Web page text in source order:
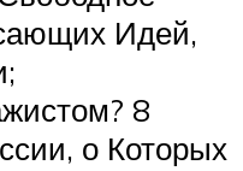
Идей,
8
о Которых